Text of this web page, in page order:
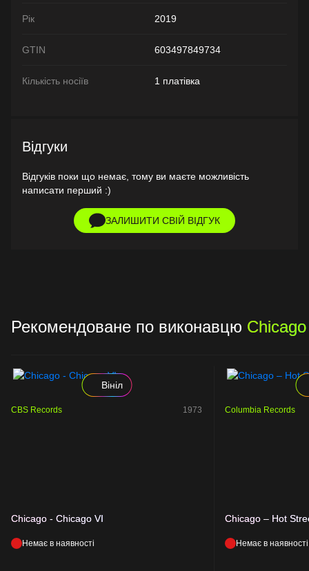
Рік 2019
GTIN 603497849734
Кількість носіїв 1 платівка
Відгуки
Відгуків поки що немає, тому ви маєте можливість
написати перший :)
ЗАЛИШИТИ СВІЙ ВІДГУК
Рекомендоване по виконавцю Chicago
Вініл
CBS Records 1973
Chicago - Chicago VI
Немає в наявності
Columbia Records
Chicago – Hot
Немає в наявності